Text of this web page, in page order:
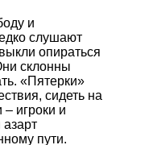
и
слушают
опираться
склонны
«Пятерки»
сидеть на
игроки и
пути.